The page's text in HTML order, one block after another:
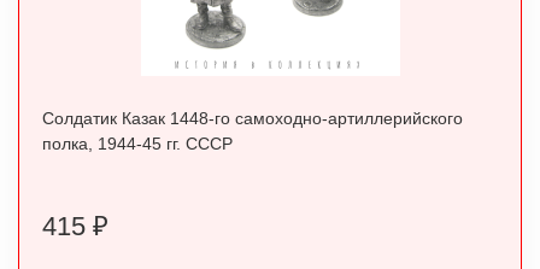
Солдатик Казак 1448-го самоходно-артиллерийского
полка, 1944-45 гг. СССР
415 ₽